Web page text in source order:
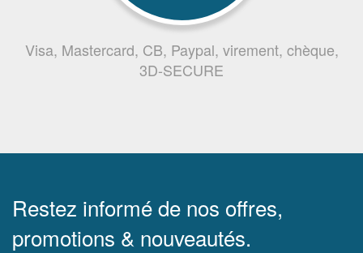
Visa, Mastercard, CB, Paypal, virement, chèque,
3D-SECURE
Restez informé de nos offres,
promotions & nouveautés.